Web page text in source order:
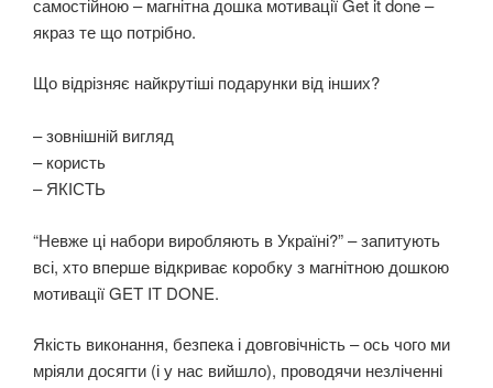
якраз те що потрібно.
Що відрізняє найкрутіші подарунки від інших? ⠀
– зовнішній вигляд ⠀
– користь ⠀
– ЯКІСТЬ ⠀
“Невже ці набори виробляють в Україні?” – запитують
всі, хто вперше відкриває коробку з магнітною дошкою
мотивації GET IT DONE.
Якість виконання, безпека і довговічність – ось чого ми
мріяли досягти (і у нас вийшло), проводячи незліченні